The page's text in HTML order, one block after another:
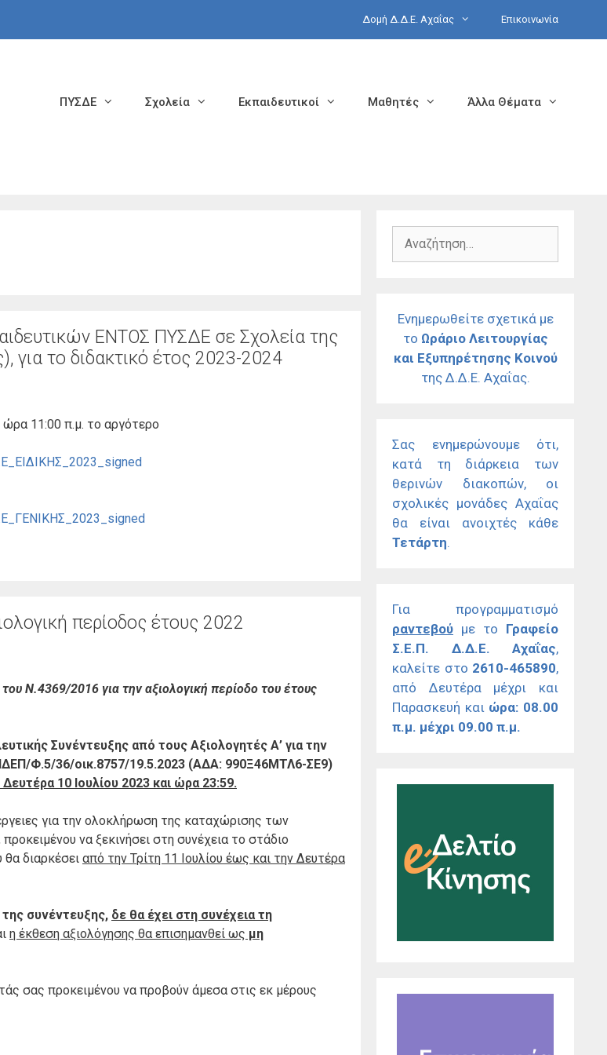
Δομή Δ.Δ.Ε. Αχαΐας Επικοινωνία
ΠΥΣΔΕ Σχολεία Εκπαιδευτικοί Μαθητές Άλλα Θέματα
ΕΝΤΟΣ ΠΥΣΔΕ σε Σχολεία της
για το διδακτικό έτος 2023-2024
ώρα 11:00 π.μ. το αργότερο
περίοδος έτους 2022
Ν.4369/2016 για την αξιολογική περίοδο του έτους
Συνέντευξης από τους Αξιολογητές Α’ για την
Φ.5/36/οικ.8757/19.5.2023 (ΑΔΑ: 990Ξ46ΜΤΛ6-ΣΕ9)
Δευτέρα 10 Ιουλίου 2023 και ώρα 23:59.
για την ολοκλήρωση της καταχώρισης των
να ξεκινήσει στη συνέχεια το στάδιο
διαρκέσει από την Τρίτη 11 Ιουλίου έως και την Δευτέρα
της συνέντευξης, δε θα έχει στη συνέχεια τη
η έκθεση αξιολόγησης θα επισημανθεί ως μη
σας προκειμένου να προβούν άμεσα στις εκ μέρους
Αναζήτηση
Ενημερωθείτε σχετικά με
το Ωράριο Λειτουργίας
και Εξυπηρέτησης Κοινού
της Δ.Δ.Ε. Αχαΐας.
Σας ενημερώνουμε ότι,
κατά τη διάρκεια των
θερινών διακοπών, οι
σχολικές μονάδες Αχαΐας
θα είναι ανοιχτές κάθε
Τετάρτη.
Για προγραμματισμό
ραντεβού με το Γραφείο
Σ.Ε.Π. Δ.Δ.Ε. Αχαΐας,
καλείτε στο 2610-465890,
από Δευτέρα μέχρι και
Παρασκευή και ώρα: 08.00
π.μ. μέχρι 09.00 π.μ.